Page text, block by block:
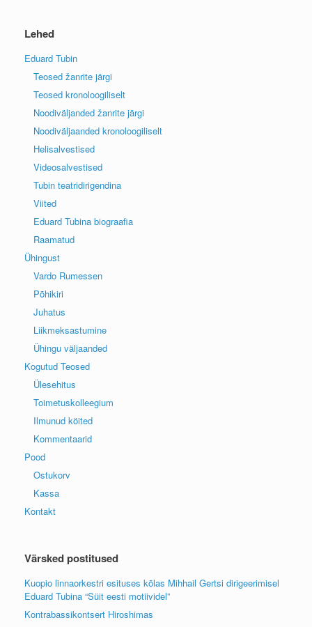
Lehed
Eduard Tubin
Teosed žanrite järgi
Teosed kronoloogiliselt
Noodiväljanded žanrite järgi
Noodiväljaanded kronoloogiliselt
Helisalvestised
Videosalvestised
Tubin teatridirigendina
Viited
Eduard Tubina biograafia
Raamatud
Ühingust
Vardo Rumessen
Põhikiri
Juhatus
Liikmeksastumine
Ühingu väljaanded
Kogutud Teosed
Ülesehitus
Toimetuskolleegium
Ilmunud köited
Kommentaarid
Pood
Ostukorv
Kassa
Kontakt
Värsked postitused
Kuopio linnaorkestri esituses kõlas Mihhail Gertsi dirigeerimisel
Eduard Tubina “Süit eesti motiividel”
Kontrabassikontsert Hiroshimas